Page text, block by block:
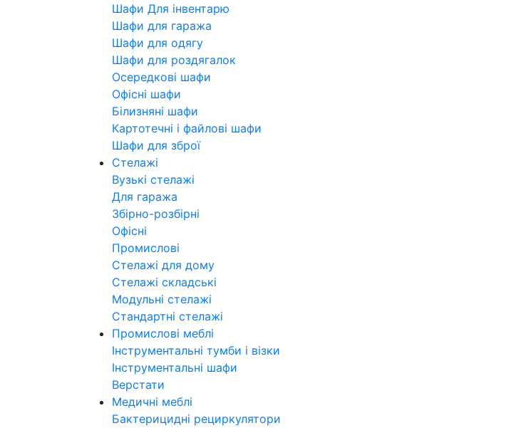
Шафи Для інвентарю
Шафи для гаража
Шафи для одягу
Шафи для роздягалок
Осередкові шафи
Офісні шафи
Білизняні шафи
Картотечні і файлові шафи
Шафи для зброї
Стелажі
Вузькі стелажі
Для гаража
Збірно-розбірні
Офісні
Промислові
Стелажі для дому
Стелажі складські
Модульні стелажі
Стандартні стелажі
Промислові меблі
Інструментальні тумби і візки
Інструментальні шафи
Верстати
Медичні меблі
Бактерицидні рециркулятори